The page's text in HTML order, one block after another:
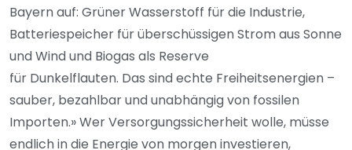
Bayern auf: Grüner Wasserstoff für die Industrie,
Batteriespeicher für überschüssigen Strom aus Sonne
und Wind und Biogas als Reserve
für Dunkelflauten. Das sind echte Freiheitsenergien –
sauber, bezahlbar und unabhängig von fossilen
Importen.» Wer Versorgungssicherheit wolle, müsse
endlich in die Energie von morgen investieren,